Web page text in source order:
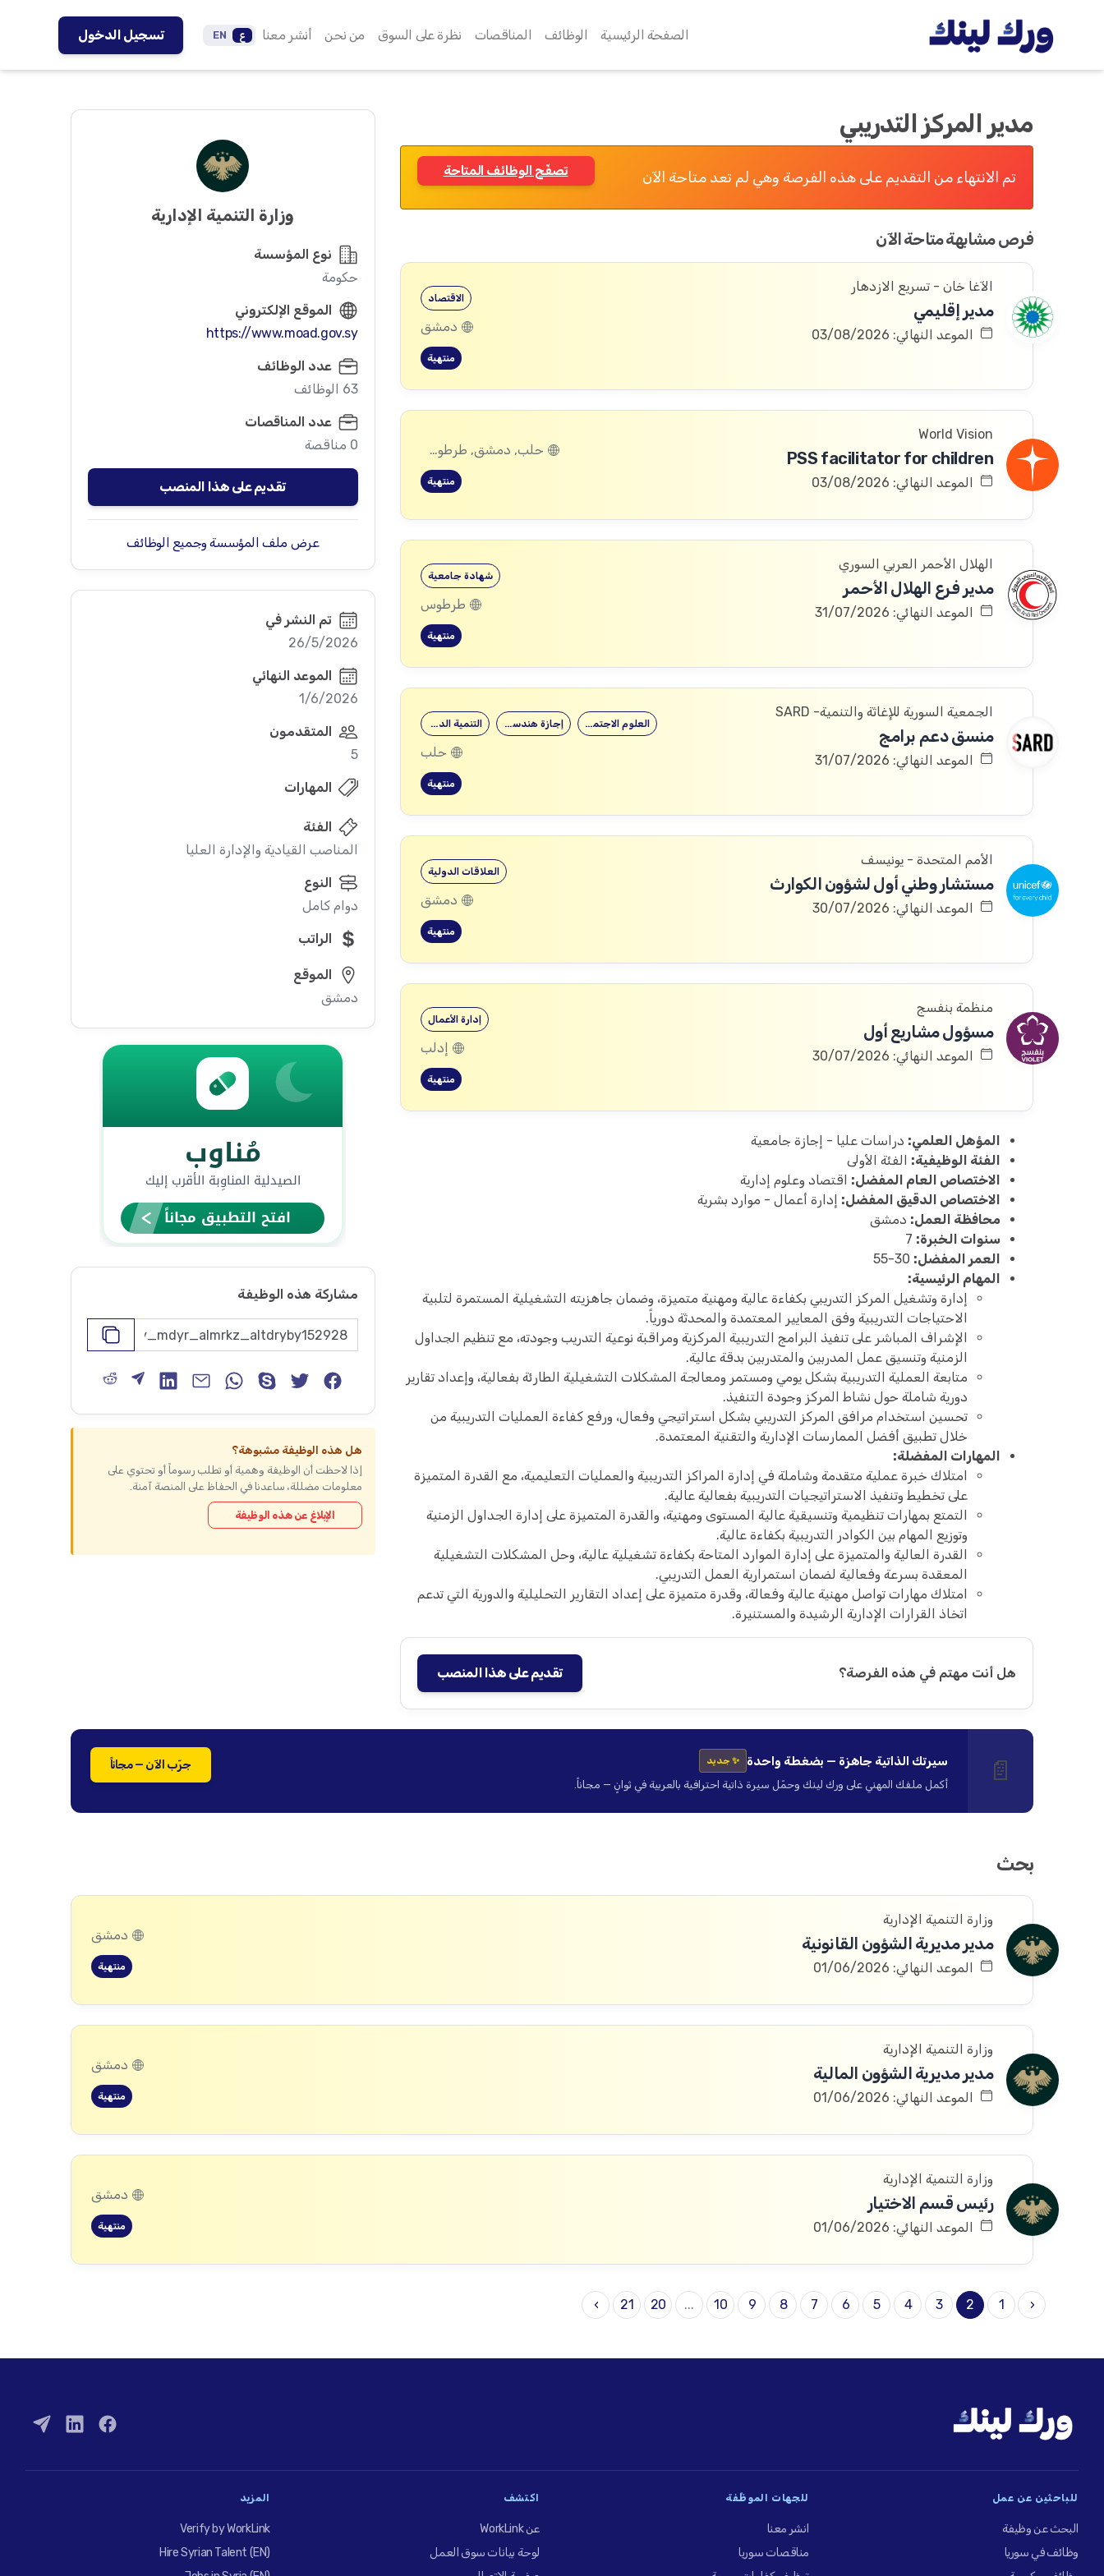
الصفحة الرئيسية الوظائف المناقصات نظرة على السوق من نحن أنشر معنا ع EN تسجيل الدخول
مدير المركز التدريبي
تم الانتهاء من التقديم على هذه الفرصة وهي لم تعد متاحة الآن تصفّح الوظائف المتاحة
فرص مشابهة متاحة الآن
الآغا خان - تسريع الازدهار
مدير إقليمي
الموعد النهائي: 03/08/2026
الاقتصاد
دمشق
منتهية
World Vision
PSS facilitator for children
الموعد النهائي: 03/08/2026
حلب, دمشق, طرطوس, ريف دمشق, ديرالزور, درعا, السويداء, إدلب, القنيطرة, اللاذقية, الرقة, حمص, الحسكة, حماة
منتهية
الهلال الأحمر العربي السوري
مدير فرع الهلال الأحمر
الموعد النهائي: 31/07/2026
شهادة جامعية
طرطوس
منتهية
الجمعية السورية للإغاثة والتنمية- SARD
منسق دعم برامج
الموعد النهائي: 31/07/2026
التنمية الدولية إجازة هندسية… العلوم الاجتماعية
حلب
منتهية
الأمم المتحدة - يونيسف
مستشار وطني أول لشؤون الكوارث
الموعد النهائي: 30/07/2026
العلاقات الدولية
دمشق
منتهية
منظمة بنفسج
مسؤول مشاريع أول
الموعد النهائي: 30/07/2026
إدارة الأعمال
إدلب
منتهية
المؤهل العلمي: دراسات عليا - إجازة جامعية
الفئة الوظيفية: الفئة الأولى
الاختصاص العام المفضل: اقتصاد وعلوم إدارية
الاختصاص الدقيق المفضل: إدارة أعمال - موارد بشرية
محافظة العمل: دمشق
سنوات الخبرة:
العمر المفضل:
المهام الرئيسية:
إدارة وتشغيل المركز التدريبي بكفاءة عالية ومهنية متميزة، وضمان جاهزيته التشغيلية المستمرة لتلبية
الاحتياجات التدريبية وفق المعايير المعتمدة والمحدثة دورياً.
الإشراف المباشر على تنفيذ البرامج التدريبية المركزية ومراقبة نوعية التدريب وجودته، مع تنظيم الجداول
الزمنية وتنسيق عمل المدربين والمتدربين بدقة عالية.
متابعة العملية التدريبية بشكل يومي ومستمر ومعالجة المشكلات التشغيلية الطارئة بفعالية، وإعداد تقارير
دورية شاملة حول نشاط المركز وجودة التنفيذ.
تحسين استخدام مرافق المركز التدريبي بشكل استراتيجي وفعال، ورفع كفاءة العمليات التدريبية من
خلال تطبيق أفضل الممارسات الإدارية والتقنية المعتمدة.
المهارات المفضلة:
امتلاك خبرة عملية متقدمة وشاملة في إدارة المراكز التدريبية والعمليات التعليمية، مع القدرة المتميزة
على تخطيط وتنفيذ الاستراتيجيات التدريبية بفعالية عالية.
التمتع بمهارات تنظيمية وتنسيقية عالية المستوى ومهنية، والقدرة المتميزة على إدارة الجداول الزمنية
وتوزيع المهام بين الكوادر التدريبية بكفاءة عالية.
القدرة العالية والمتميزة على إدارة الموارد المتاحة بكفاءة تشغيلية عالية، وحل المشكلات التشغيلية
المعقدة بسرعة وفعالية لضمان استمرارية العمل التدريبي.
امتلاك مهارات تواصل مهنية عالية وفعالة، وقدرة متميزة على إعداد التقارير التحليلية والدورية التي تدعم
اتخاذ القرارات الإدارية الرشيدة والمستنيرة.
هل أنت مهتم في هذه الفرصة؟ تقديم على هذا المنصب
وزارة التنمية الإدارية
نوع المؤسسة
حكومة
الموقع الإلكتروني
https://www.moad.gov.sy
عدد الوظائف
63 الوظائف
عدد المناقصات
0 مناقصة
تقديم على هذا المنصب
عرض ملف المؤسسة وجميع الوظائف
تم النشر في
26/5/2026
الموعد النهائي
1/6/2026
المتقدمون
5
المهارات
الفئة
المناصب القيادية والإدارة العليا
النوع
دوام كامل
الراتب
الموقع
دمشق
مشاركة هذه الوظيفة
هل هذه الوظيفة مشبوهة؟
إذا لاحظت أن الوظيفة وهمية أو تطلب رسوماً أو تحتوي على
معلومات مضللة، ساعدنا في الحفاظ على المنصة آمنة.
الإبلاغ عن هذه الوظيفة
📄 سيرتك الذاتية جاهزة — بضغطة واحدة ✨ جديد
أكمل ملفك المهني على ورك لينك وحمّل سيرة ذاتية احترافية بالعربية في ثوانٍ — مجاناً.
جرّب الآن — مجاناً
بحث
وزارة التنمية الإدارية
مدير مديرية الشؤون القانونية
الموعد النهائي: 01/06/2026
دمشق
منتهية
وزارة التنمية الإدارية
مدير مديرية الشؤون المالية
الموعد النهائي: 01/06/2026
دمشق
منتهية
وزارة التنمية الإدارية
رئيس قسم الاختيار
الموعد النهائي: 01/06/2026
دمشق
منتهية
‹
1
2
3
4
5
6
7
8
9
10
...
20
21
›
للباحثين عن عمل
البحث عن وظيفة
وظائف في سوريا
للجهات الموظِّفة
انشر معنا
مناقصات سوريا
اكتشف
عن WorkLink
لوحة بيانات سوق العمل
المزيد
Verify by WorkLink
Hire Syrian Talent (EN)